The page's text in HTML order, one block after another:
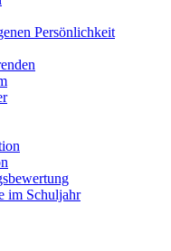
Persönlichkeit
im Schuljahr